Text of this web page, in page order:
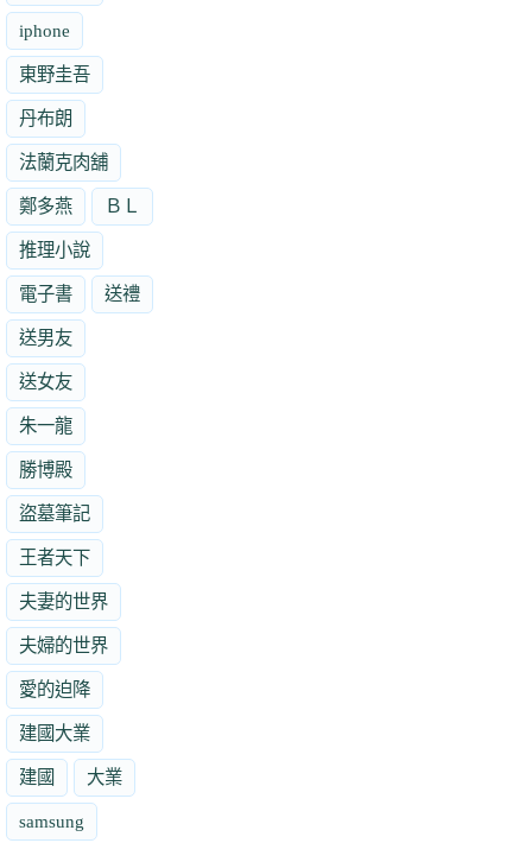
iphone
東野圭吾
丹布朗
法蘭克肉舖
鄭多燕 ＢＬ
推理小說
電子書 送禮
送男友
送女友
朱一龍
勝博殿
盜墓筆記
王者天下
夫妻的世界
夫婦的世界
愛的迫降
建國大業
建國 大業
samsung